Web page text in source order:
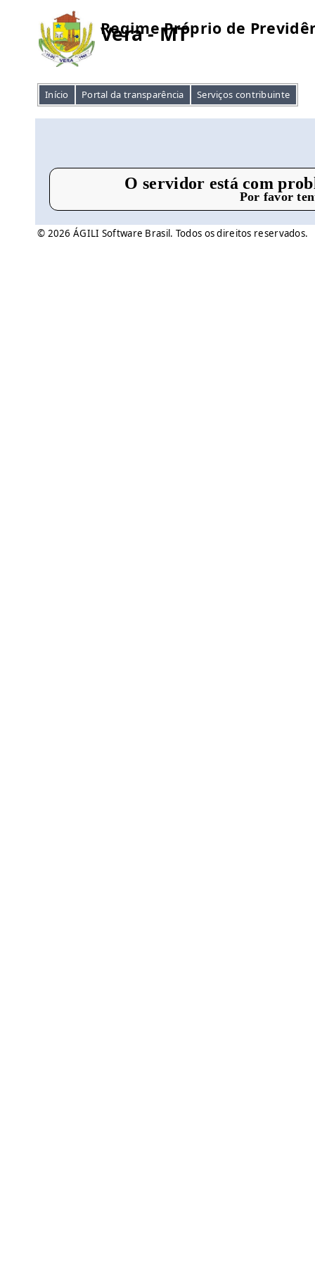
Regime Próprio de
Vera - MT
Início Portal da transparência Serviços contribuinte
O servidor está com
Por favor
© 2026 ÁGILI Software Brasil. Todos os direitos reservados.